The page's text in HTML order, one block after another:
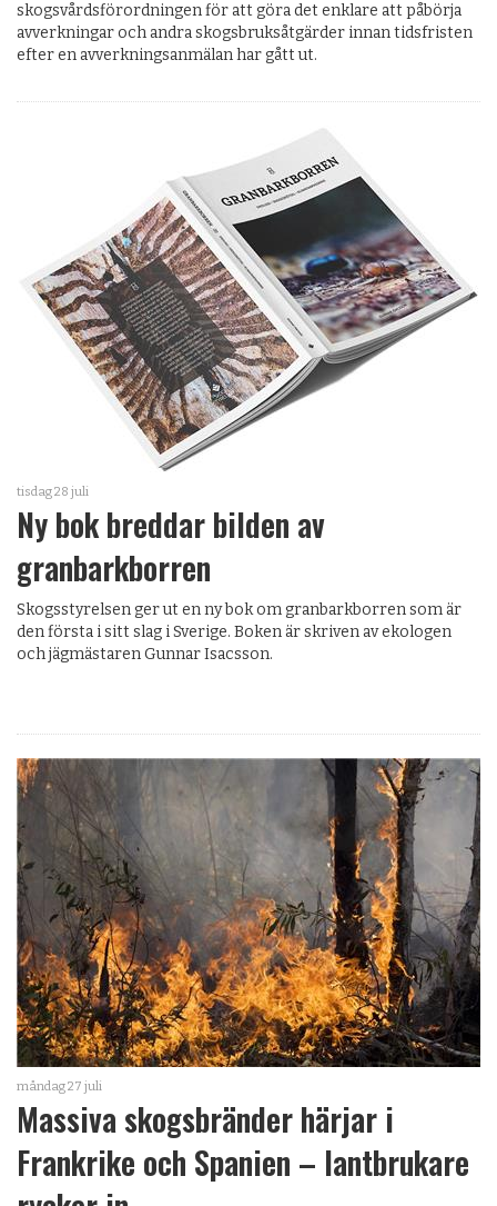
skogsvårdsförordningen för att göra det enklare att påbörja
avverkningar och andra skogsbruksåtgärder innan tidsfristen
efter en avverkningsanmälan har gått ut.
tisdag 28 juli
Ny bok breddar bilden av
granbarkborren
Skogsstyrelsen ger ut en ny bok om granbarkborren som är
den första i sitt slag i Sverige. Boken är skriven av ekologen
och jägmästaren Gunnar Isacsson.
måndag 27 juli
Massiva skogsbränder härjar i
Frankrike och Spanien – lantbrukare